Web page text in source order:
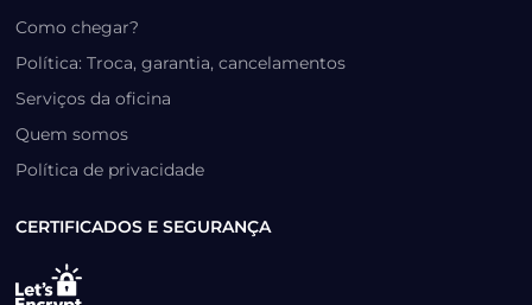
Como chegar?
Política: Troca, garantia, cancelamentos
Serviços da oficina
Quem somos
Política de privacidade
CERTIFICADOS E SEGURANÇA